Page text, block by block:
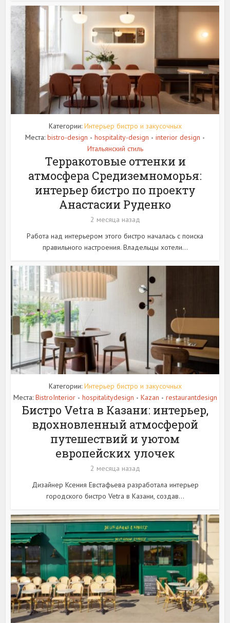
Категории: Интерьер бистро и закусочных
Места: bistro-design • hospitality-design • interior design •
Итальянский стиль
Терракотовые оттенки и
атмосфера Средиземноморья:
интерьер бистро по проекту
Анастасии Руденко
2 месяца назад
Работа над интерьером этого бистро началась с поиска
правильного настроения. Владельцы хотели...
Категории: Интерьер бистро и закусочных
Места: BistroInterior • hospitalitydesign • Kazan • restaurantdesign
Бистро Vetra в Казани: интерьер,
вдохновленный атмосферой
путешествий и уютом
европейских улочек
2 месяца назад
Дизайнер Ксения Евстафьева разработала интерьер
городского бистро Vetra в Казани, создав...